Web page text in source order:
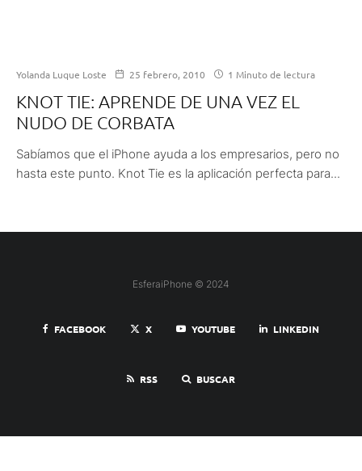
Yolanda Luque Loste 25 febrero, 2010 1 Minuto de lectura
KNOT TIE: APRENDE DE UNA VEZ EL
NUDO DE CORBATA
Sabíamos que el iPhone ayuda a los empresarios, pero no
hasta este punto. Knot Tie es la aplicación perfecta para...
EsferaiPhone © 2024
FACEBOOK X YOUTUBE LINKEDIN
RSS BUSCAR